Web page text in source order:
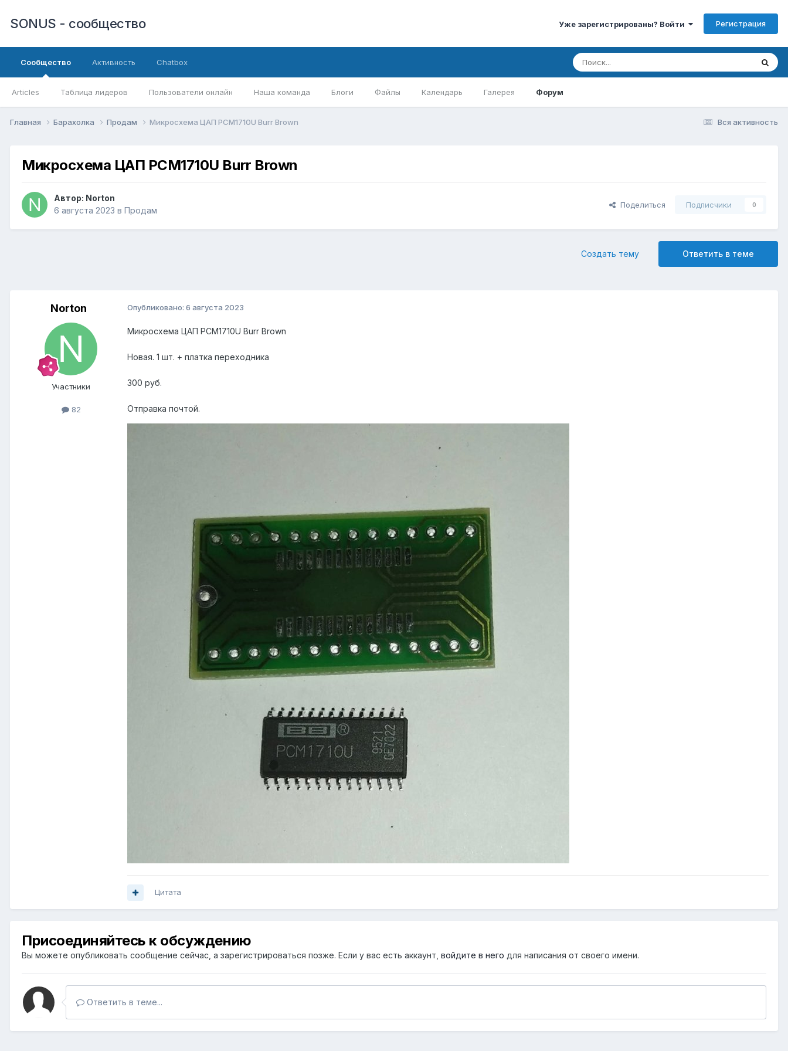
SONUS - сообщество Уже зарегистрированы? Войти Регистрация
Сообщество
Articles Таблица лидеров Пользователи онлайн Наша команда Блоги Файлы Календарь Галерея Форум
Активность Chatbox
Вся активность
Главная Барахолка Продам Микросхема ЦАП PCM1710U Burr Brown
Микросхема ЦАП PCM1710U Burr Brown
Автор: Norton
6 августа 2023 в Продам
Поделиться Подписчики 0
Ответить в теме
Создать тему
Norton
Участники
82
Опубликовано: 6 августа 2023
Микросхема ЦАП PCM1710U Burr Brown
Новая. 1 шт. + платка переходника
300 руб.
Отправка почтой.
Цитата
Присоединяйтесь к обсуждению
Вы можете опубликовать сообщение сейчас, а зарегистрироваться позже. Если у вас есть аккаунт, войдите в него для написания от своего имени.
Ответить в теме...